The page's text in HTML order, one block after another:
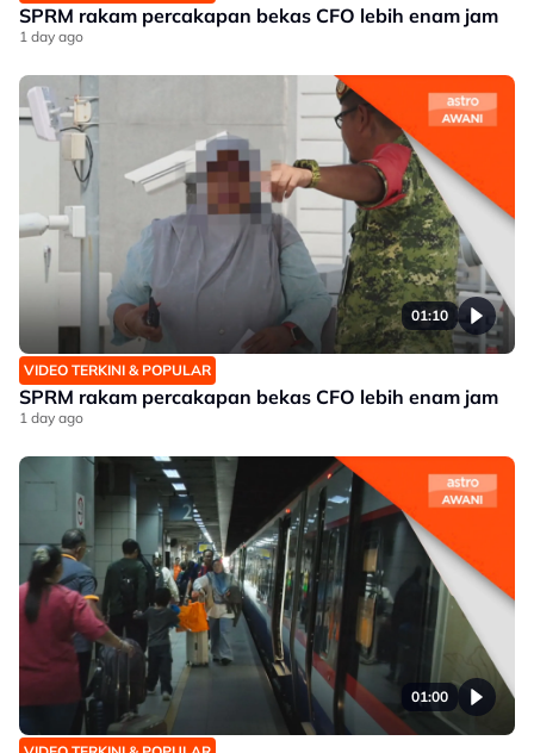
SPRM rakam percakapan bekas CFO lebih enam jam
1 day ago
01:10
VIDEO TERKINI & POPULAR
SPRM rakam percakapan bekas CFO lebih enam jam
1 day ago
01:00